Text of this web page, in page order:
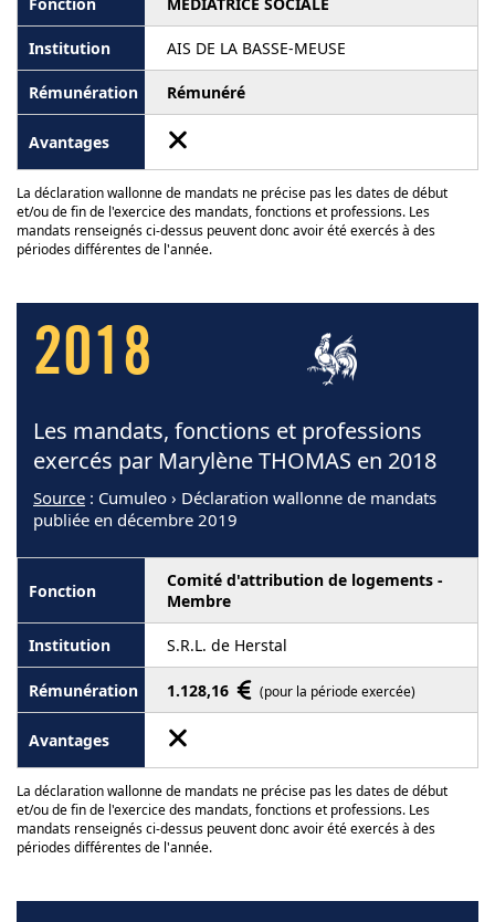
AIS DE LA BASSE-MEUSE
Rémunéré
La déclaration wallonne de mandats ne précise pas les dates de début
et/ou de fin de l'exercice des mandats, fonctions et professions. Les
mandats renseignés ci-dessus peuvent donc avoir été exercés à des
périodes différentes de l'année.
2018
Les mandats, fonctions et professions
exercés par Marylène THOMAS en 2018
Source : Cumuleo › Déclaration wallonne de mandats
publiée en décembre 2019
Comité d'attribution de logements -
Membre
S.R.L. de Herstal
1.128,16 (pour la période exercée)
La déclaration wallonne de mandats ne précise pas les dates de début
et/ou de fin de l'exercice des mandats, fonctions et professions. Les
mandats renseignés ci-dessus peuvent donc avoir été exercés à des
périodes différentes de l'année.